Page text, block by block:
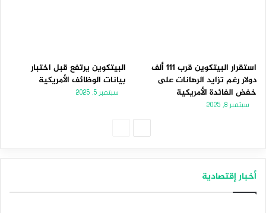
استقرار البيتكوين قرب 111 ألف
دولار رغم تزايد الرهانات على
خفض الفائدة الأمريكية
سبتمبر 8, 2025
البيتكوين يرتفع قبل اختبار
بيانات الوظائف الأمريكية
سبتمبر 5, 2025
أخبار إقتصادية